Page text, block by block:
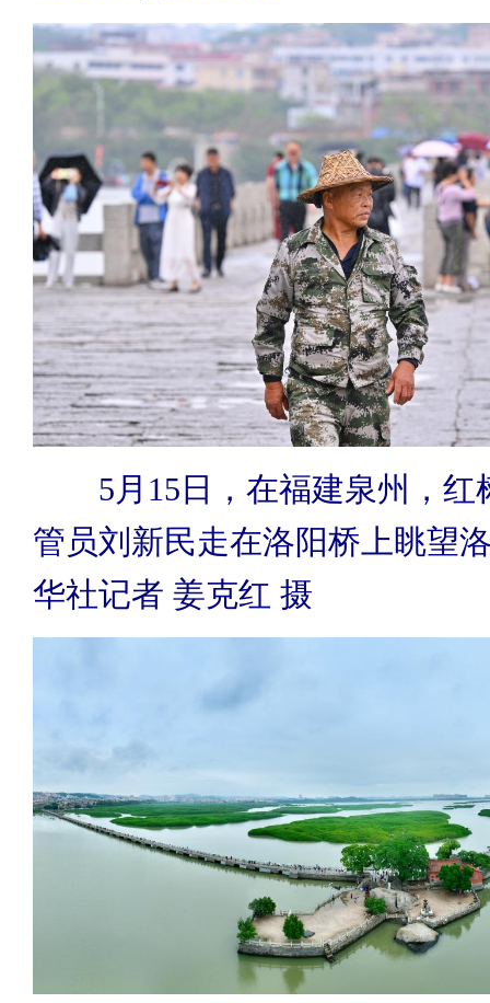
5月15日，在福建泉州，红
管员刘新民走在洛阳桥上眺望
华社记者 姜克红 摄